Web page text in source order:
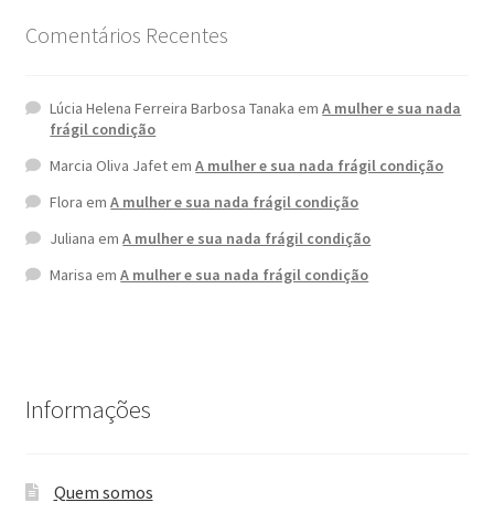
Comentários Recentes
Lúcia Helena Ferreira Barbosa Tanaka emA mulher e sua nada
frágil condição
Marcia Oliva JafetemA mulher e sua nada frágil condição
Flora emA mulher e sua nada frágil condição
Juliana emA mulher e sua nada frágil condição
Marisa emA mulher e sua nada frágil condição
Informações
Quem somos